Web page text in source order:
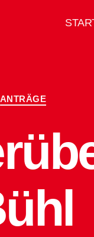
Kategorien
ANTRÄGE